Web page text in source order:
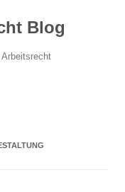
Blog
Arbeitsrecht